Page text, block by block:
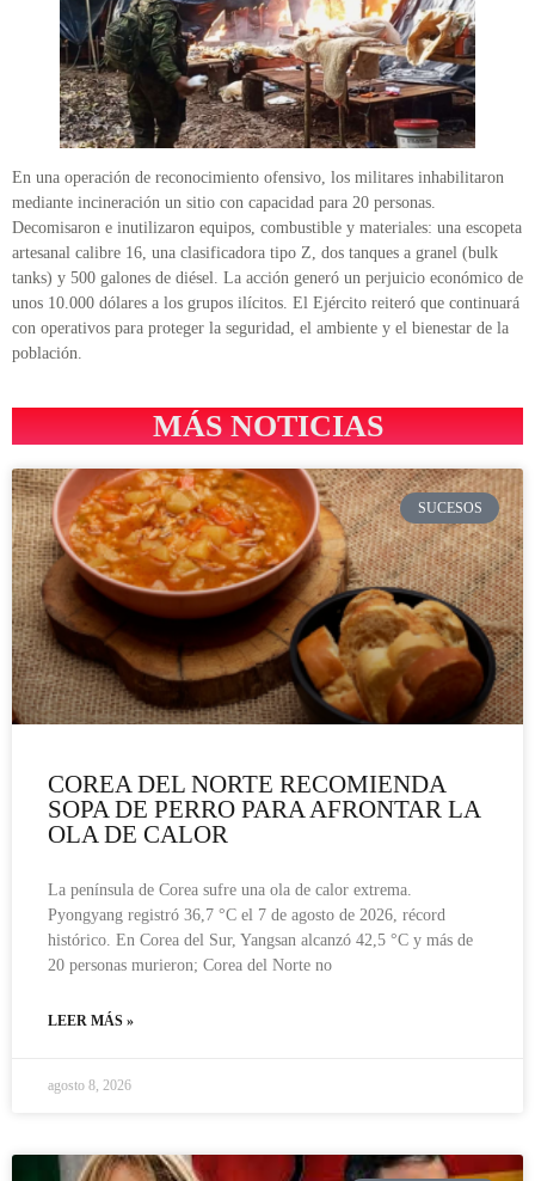
En una operación de reconocimiento ofensivo, los militares inhabilitaron
mediante incineración un sitio con capacidad para 20 personas.
Decomisaron e inutilizaron equipos, combustible y materiales: una escopeta
artesanal calibre 16, una clasificadora tipo Z, dos tanques a granel (bulk
tanks) y 500 galones de diésel. La acción generó un perjuicio económico de
unos 10.000 dólares a los grupos ilícitos. El Ejército reiteró que continuará
con operativos para proteger la seguridad, el ambiente y el bienestar de la
población.
MÁS NOTICIAS
SUCESOS
COREA DEL NORTE RECOMIENDA
SOPA DE PERRO PARA AFRONTAR LA
OLA DE CALOR
La península de Corea sufre una ola de calor extrema.
Pyongyang registró 36,7 °C el 7 de agosto de 2026, récord
histórico. En Corea del Sur, Yangsan alcanzó 42,5 °C y más de
20 personas murieron; Corea del Norte no
LEER MÁS »
agosto 8, 2026